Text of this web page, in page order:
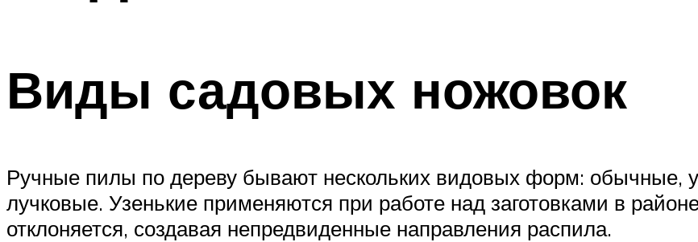
Виды садовых ножовок
Ручные пилы по дереву бывают нескольких видовых форм: обычные,
лучковые. Узенькие применяются при работе над заготовками в
отклоняется, создавая непредвиденные направления распила.